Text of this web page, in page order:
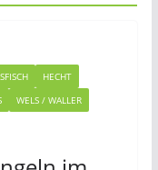
HECHT
WELS / WALLER